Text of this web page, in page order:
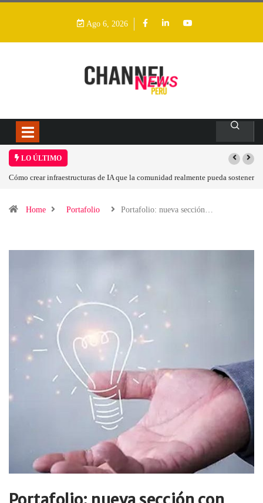
Ago 6, 2026
LO ÚLTIMO
Las tarjetas gráficas RDNA 5 ya están en fase avanzada de desarrollo
Home Portafolio Portafolio: nueva sección…